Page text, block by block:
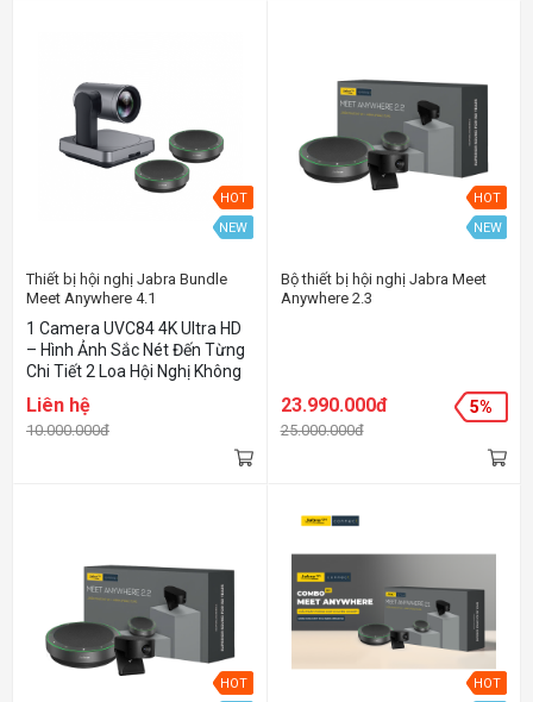
HOT
NEW
Thiết bị hội nghị Jabra Bundle
Meet Anywhere 4.1
1 Camera UVC84 4K Ultra HD
– Hình Ảnh Sắc Nét Đến Từng
Chi Tiết 2 Loa Hội Nghị Không
Thanh Trong Trẻo Tuyệt Vời
Dễ Dàng Lắp Đặt và Sử Dụng
Liên hệ
10.000.000đ
HOT
NEW
Bộ thiết bị hội nghị Jabra Meet
Anywhere 2.3
23.990.000đ
25.000.000đ
5%
HOT
HOT